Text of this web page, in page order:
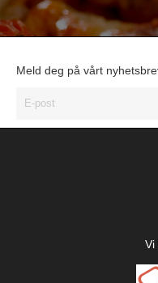
Meld deg på vårt
Vi